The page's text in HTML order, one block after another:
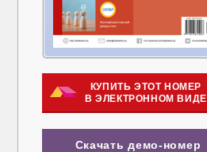
КУПИТЬ ЭТОТ НОМЕР
В ЭЛЕКТРОННОМ ВИДЕ
Скачать демо-номер